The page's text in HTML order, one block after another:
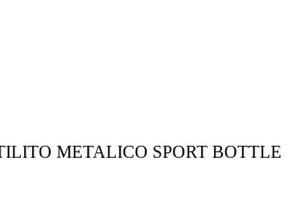
METALICO SPORT BOTTLE